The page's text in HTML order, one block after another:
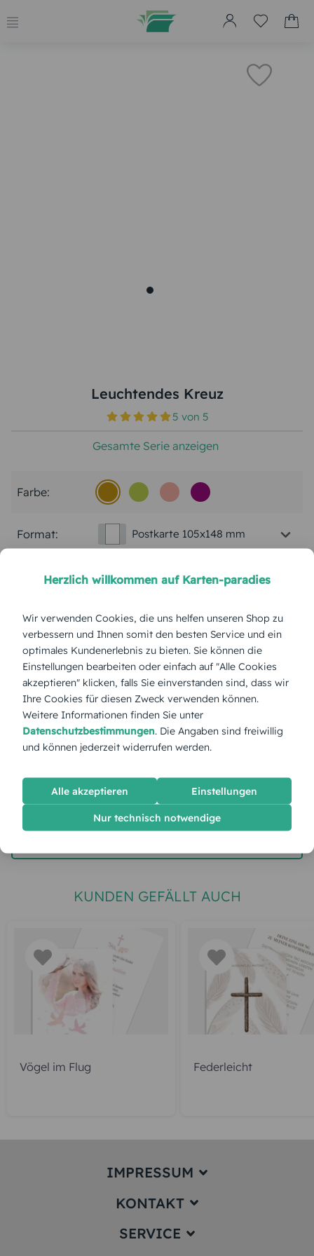
Leuchtendes Kreuz
5 von 5
Gesamte Serie anzeigen
Farbe:
Format: Postkarte 105x148 mm
Papierart: Bilderdruck
Menge:
Stückpreis: 1,55 €
Gesamtpreis: 38,75 € Inkl. MwSt. zzgl. Versand
jetzt gestalten
KUNDEN GEFÄLLT AUCH
Vögel im Flug Federleicht
IMPRESSUM
Impressum
KONTAKT
service@karten-paradies.de
SERVICE
Herzlich willkommen auf Karten-paradies
Wir verwenden Cookies, die uns helfen unseren Shop zu
verbessern und Ihnen somit den besten Service und ein
optimales Kundenerlebnis zu bieten. Sie können die
Einstellungen bearbeiten oder einfach auf "Alle Cookies
akzeptieren" klicken, falls Sie einverstanden sind, dass wir
Ihre Cookies für diesen Zweck verwenden können.
Weitere Informationen finden Sie unter
Datenschutzbestimmungen. Die Angaben sind freiwillig
und können jederzeit widerrufen werden.
Alle akzeptieren Einstellungen
Nur technisch notwendige